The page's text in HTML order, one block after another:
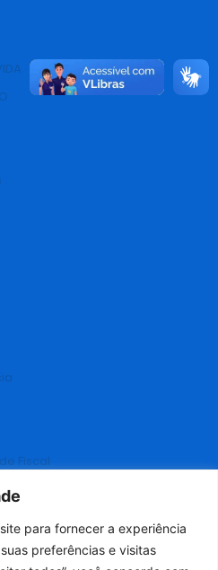
para fornecer a experiência
preferências e visitas
Fiscal